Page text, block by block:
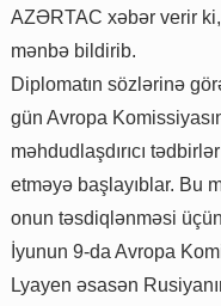
AZƏRTAC xəbər verir
mənbə bildirib.
Diplomatın sözlərinə
gün Avropa
məhdudlaşdırıcı
etməyə başlayıblar. Bu
onun təsdiqlənməsi
İyunun 9-da Avropa
Lyayen əsasən